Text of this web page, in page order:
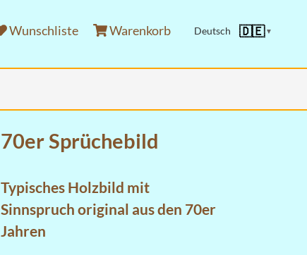
Wunschliste Warenkorb Deutsch 🇩🇪▼
70er Sprüchebild
Typisches Holzbild mit
Sinnspruch original aus den 70er
Jahren